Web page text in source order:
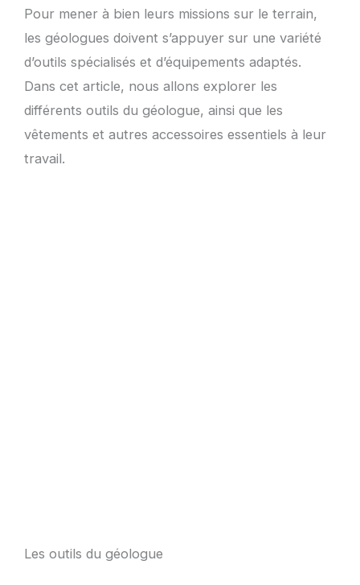
Pour mener à bien leurs missions sur le terrain,
les géologues doivent s’appuyer sur une variété
d’outils spécialisés et d’équipements adaptés.
Dans cet article, nous allons explorer les
différents outils du géologue, ainsi que les
vêtements et autres accessoires essentiels à leur
travail.
Les outils du géologue